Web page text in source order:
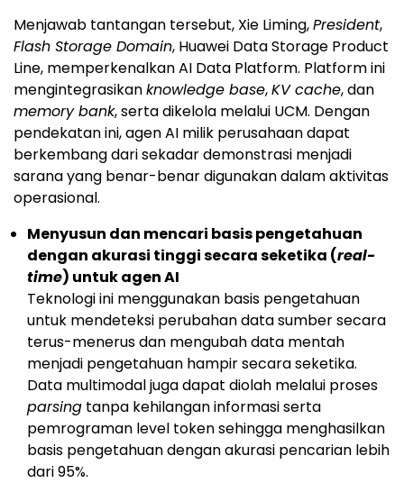
Menjawab tantangan tersebut, Xie Liming,President,
Flash Storage Domain, Huawei Data Storage Product
Line, memperkenalkan AI Data Platform. Platform ini
mengintegrasikanknowledge base,KV cache, dan
memory bank, serta dikelola melalui UCM. Dengan
pendekatan ini, agen AI milik perusahaan dapat
berkembang dari sekadar demonstrasi menjadi
sarana yang benar-benar digunakan dalam aktivitas
operasional.
Menyusun dan mencari basis pengetahuan
dengan akurasi tinggi secara seketika (real-
time) untuk agen AI
Teknologi ini menggunakan basis pengetahuan
untuk mendeteksi perubahan data sumber secara
terus-menerus dan mengubah data mentah
menjadi pengetahuan hampir secara seketika.
Data multimodal juga dapat diolah melalui proses
parsing tanpa kehilangan informasi serta
pemrograman level token sehingga menghasilkan
basis pengetahuan dengan akurasi pencarian lebih
dari 95%.